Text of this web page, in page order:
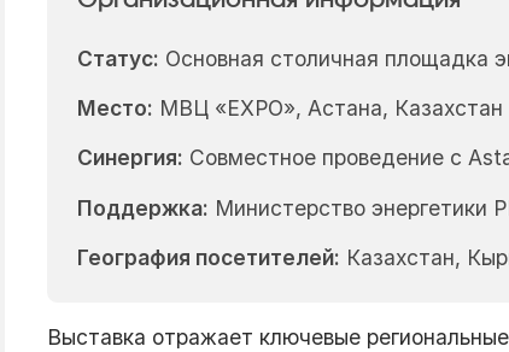
Статус: Основная столичная площадка
Место: МВЦ «EXPO», Астана, Казахстан
Синергия: Совместное проведение с
Поддержка: Министерство энергетики
География посетителей: Казахстан,
Выставка отражает ключевые